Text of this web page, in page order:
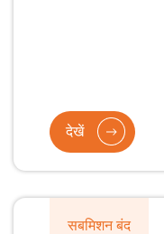
देखें
सबमिशन बंद